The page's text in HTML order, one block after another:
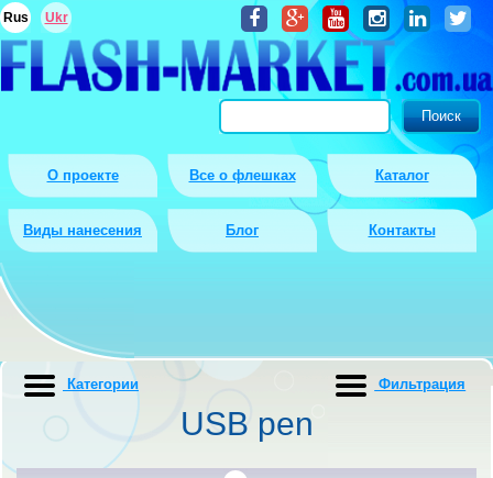
О проекте Все о флешках Каталог
Виды нанесения Блог Контакты
Rus Ukr
USB pen
Категории Фильтрация